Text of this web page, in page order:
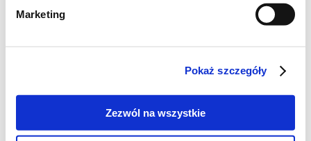
Marketing
Pokaż szczegóły
Zezwól na wszystkie
Składniki:
300ml jogurtu naturalnego